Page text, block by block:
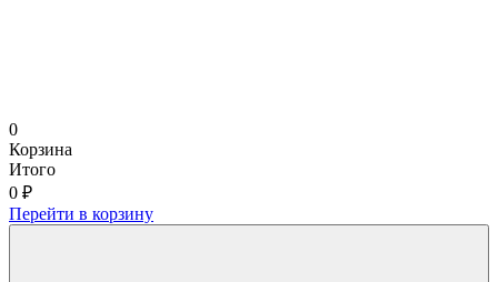
0
Корзина
Итого
0 ₽
Перейти в корзину